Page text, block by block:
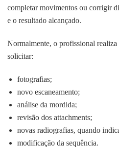
completar movimentos ou corrigir
e o resultado alcançado.
Normalmente, o profissional
solicitar:
fotografias;
novo escaneamento;
análise da mordida;
revisão dos attachments;
novas radiografias, quando
modificação da sequência.